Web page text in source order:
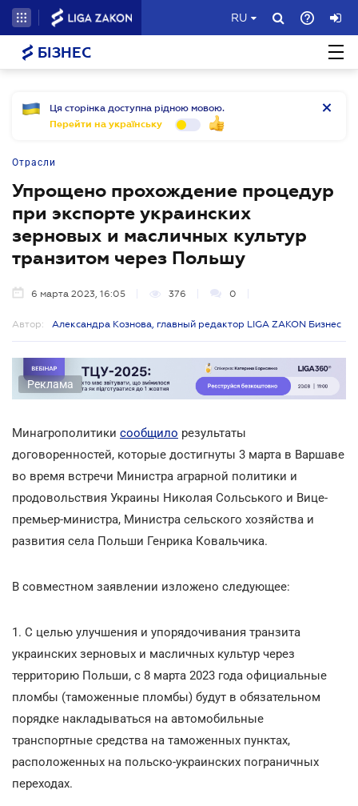
RU
БІЗНЕС
Ця сторінка доступна рідною мовою.
Перейти на українську
Отрасли
Упрощено прохождение процедур
при экспорте украинских
зерновых и масличных культур
транзитом через Польшу
6 марта 2023, 16:05 376 0
Автор: Александра Кознова, главный редактор LIGA ZAKON Бизнес
Реклама
Минагрополитики сообщило результаты
договоренностей, которые достигнуты 3 марта в Варшаве
во время встречи Министра аграрной политики и
продовольствия Украины Николая Сольського и Вице-
премьер-министра, Министра сельского хозяйства и
развития села Польши Генрика Ковальчика.
В совместном заявлении изложено следующее:
1. С целью улучшения и упорядочивания транзита
украинских зерновых и масличных культур через
территорию Польши, с 8 марта 2023 года официальные
пломбы (таможенные пломбы) будут в обязательном
порядке накладываться на автомобильные
транспортные средства на таможенных пунктах,
расположенных на польско-украинских пограничных
переходах.